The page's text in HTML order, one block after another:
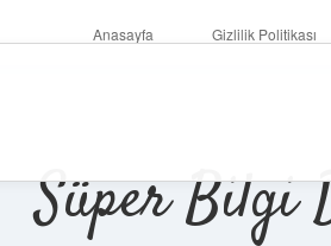
Anasayfa Gizlilik Politikası
Süper Bilgi